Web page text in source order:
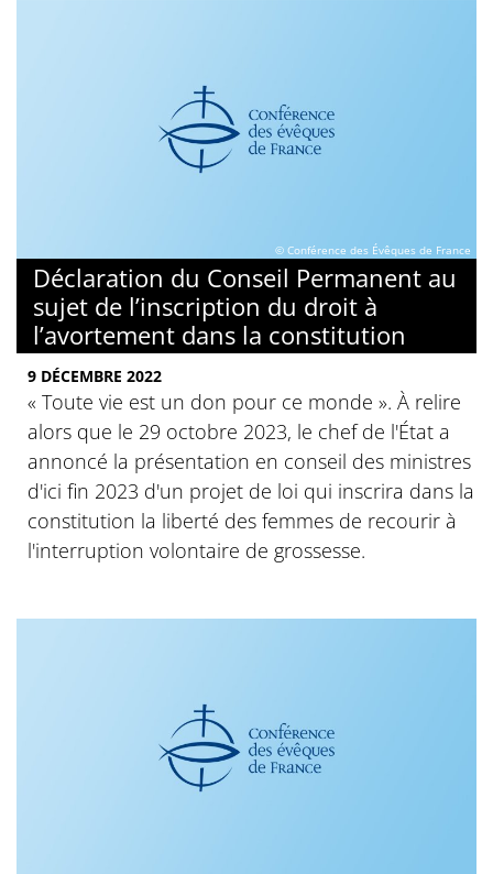
© Conférence des Évêques de France
Déclaration du Conseil Permanent au
sujet de l’inscription du droit à
l’avortement dans la constitution
9 DÉCEMBRE 2022
« Toute vie est un don pour ce monde ». À relire
alors que le 29 octobre 2023, le chef de l'État a
annoncé la présentation en conseil des ministres
d'ici fin 2023 d'un projet de loi qui inscrira dans la
constitution la liberté des femmes de recourir à
l'interruption volontaire de grossesse.